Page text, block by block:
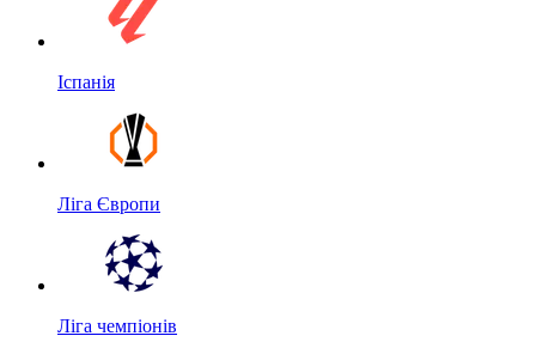
Іспанія
Ліга Європи
Ліга чемпіонів